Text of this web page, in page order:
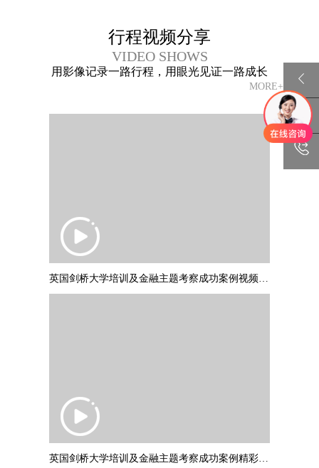
行程视频分享
VIDEO SHOWS
用影像记录一路行程，用眼光见证一路成长
MORE+
英国剑桥大学培训及金融主题考察成功案例视频 PART1
英国剑桥大学培训及金融主题考察成功案例精彩集锦 PART2